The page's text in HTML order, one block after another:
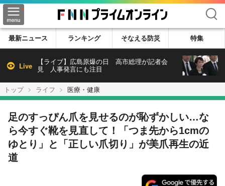
検索
最新ニュース ランキング そなえる防災 特集
Live
【ライブ】広島原爆の日 高市総理が記者会
見 人事発言にも注目
トップ ライフ 医療・健康
足のすっぴん爪を見せるのが恥ずかしい…な
ら今すぐ靴を見直して！「つま先から1cmの
ゆとり」と「正しい爪切り」が美爪再生の近
道